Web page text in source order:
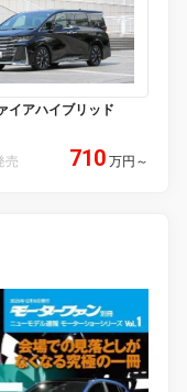
イアハイブリッド
売 710 万円 ～